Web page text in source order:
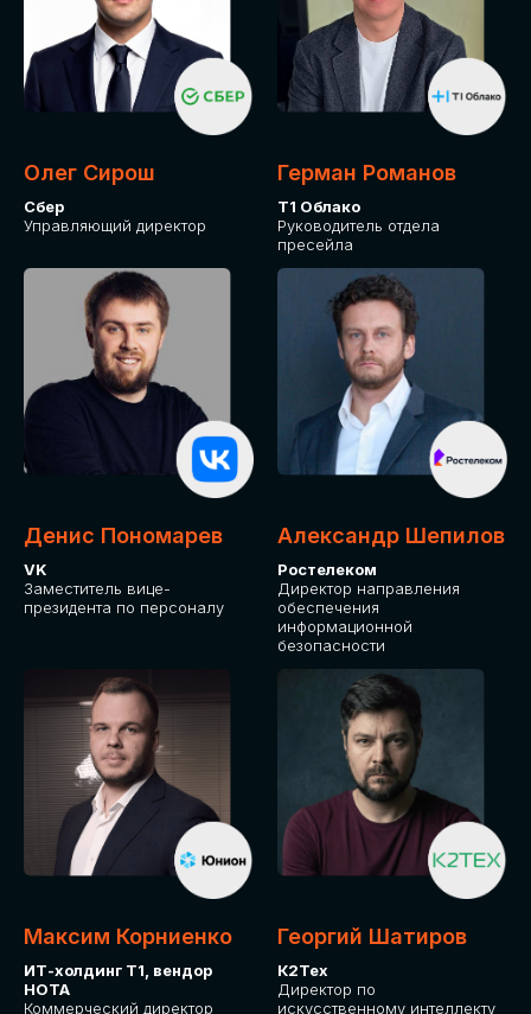
СКАЧАТЬ ПРОГРАММУ
Оставьте заявку, программу направим на почту
Какие направления для вас более актуальны?
GLOBAL TECH
HR TECH
MARKETING & SALES TECH
CX TECH
ОТПРАВИТЬ
Олег Сирош
Сбер
Управляющий директор
Герман Романов
Т1 Облако
Руководитель отдела
пресейла
Денис Пономарев
VK
Заместитель вице-
президента по персоналу
Александр Шепилов
Ростелеком
Директор направления
обеспечения
информационной
безопасности
Максим Корниенко
ИТ-холдинг Т1, вендор
НОТА
Коммерческий директор
Георгий Шатиров
К2Тех
Директор по
искусственному интеллекту